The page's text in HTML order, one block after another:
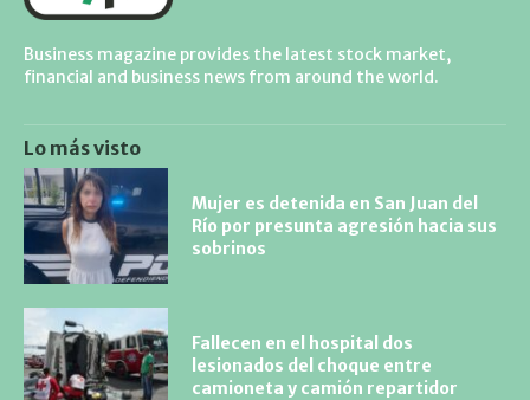
Business magazine provides the latest stock market,
financial and business news from around the world.
Lo más visto
Mujer es detenida en San Juan del
Río por presunta agresión hacia sus
sobrinos
Fallecen en el hospital dos
lesionados del choque entre
camioneta y camión repartidor